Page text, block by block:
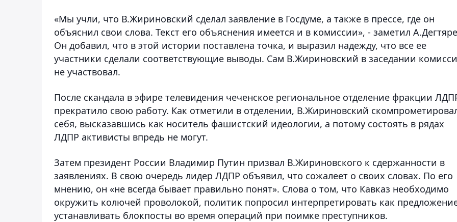
«Мы учли, что В.Жириновский сделал заявление в Госдуме, а также в прессе, где он
объяснил свои слова. Текст его объяснения имеется и в комиссии», - заметил
Он добавил, что в этой истории поставлена точка, и выразил надежду, что все ее
участники сделали соответствующие выводы. Сам В.Жириновский в заседании
не участвовал.
После скандала в эфире телевидения чеченское региональное отделение фракции
прекратило свою работу. Как отметили в отделении, В.Жириновский
себя, высказавшись как носитель фашистский идеологии, а потому состоять в рядах
ЛДПР активисты впредь не могут.
Затем президент России Владимир Путин призвал В.Жириновского к сдержанности в
заявлениях. В свою очередь лидер ЛДПР объявил, что сожалеет о своих словах. По его
мнению, он «не всегда бывает правильно понят». Слова о том, что Кавказ необходимо
окружить колючей проволокой, политик попросил интерпретировать как
устанавливать блокпосты во время операций при поимке преступников.